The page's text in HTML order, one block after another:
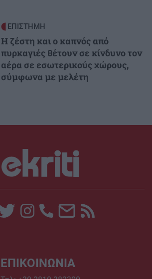
ΕΠΙΣΤΗΜΗ
Η ζέστη και ο καπνός από
πυρκαγιές θέτουν σε κίνδυνο τον
αέρα σε εσωτερικούς χώρους,
σύμφωνα με μελέτη
ΕΠΙΚΟΙΝΩΝΙΑ